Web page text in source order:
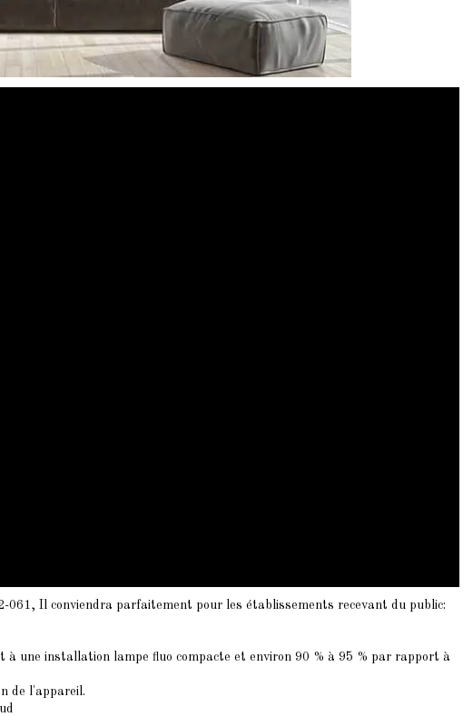
061, Il conviendra parfaitement pour les établissements recevant du public:
à une installation lampe fluo compacte et environ 90 % à 95 % par rapport à
de l'appareil.